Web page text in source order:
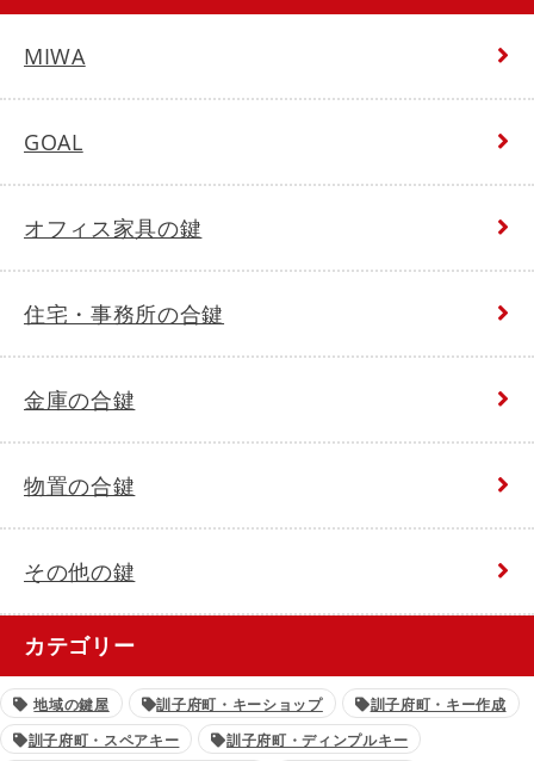
MIWA
GOAL
オフィス家具の鍵
住宅・事務所の合鍵
金庫の合鍵
物置の合鍵
その他の鍵
カテゴリー
地域の鍵屋 訓子府町・キーショップ
訓子府町・キー作成
訓子府町・スペアキー
訓子府町・ディンプルキー